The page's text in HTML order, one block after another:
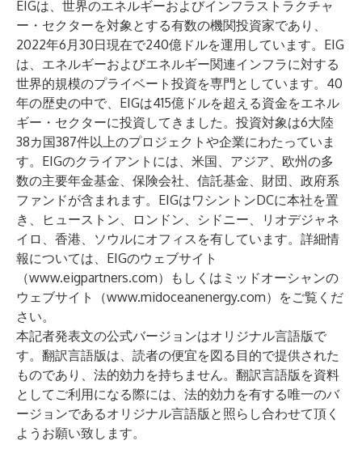
EIGは、世界のエネルギーおよびインフラストラクチャ
ー・セクターを対象とする有数の機関投資家であり、
2022年6月30日現在で240億ドルを運用しています。EIG
は、エネルギーおよびエネルギー関連インフラに対する
世界的規模のプライベート投資を専門としています。40
年の歴史の中で、EIGは415億ドルを超える資金をエネル
ギー・セクターに投資してきました。投資対象は6大陸
38カ国387件以上のプロジェクトや企業にわたっていま
す。EIGのクライアントには、米国、アジア、欧州の多
数の主要年金基金、保険会社、信託基金、財団、政府系
ファンドが含まれます。EIGはワシントンDCに本社を置
き、ヒューストン、ロンドン、シドニー、リオデジャネ
イロ、香港、ソウルにオフィスを有しています。詳細情
報については、EIGのウェブサイト
（www.eigpartners.com）もしくはミッドオーシャンの
ウェブサイト（www.midoceanenergy.com）をご覧くだ
さい。
本記者発表文の公式バージョンはオリジナル言語版で
す。翻訳言語版は、読者の便宜を図る目的で提供された
ものであり、法的効力を持ちません。翻訳言語版を資料
としてご利用になる際には、法的効力を有する唯一のバ
ージョンであるオリジナル言語版と照らし合わせて頂く
ようお願い致します。